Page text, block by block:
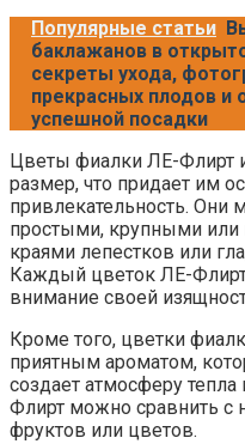
Популярные статьи
баклажанов в
секреты ухода,
прекрасных плодов и
успешной посадки
Цветы фиалки ЛЕ-Флирт
размер, что придает им
привлекательность.
простыми, крупными
краями лепестков или
Каждый цветок ЛЕ-
внимание своей
Кроме того, цветки
приятным ароматом,
создает атмосферу
Флирт можно сравнить
фруктов или цветов.